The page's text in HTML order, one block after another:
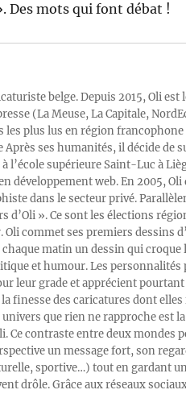
Des mots qui font débat !
belge. Depuis 2015, Oli est
(La Meuse, La Capitale,
les plus lus en région francophone
Après ses humanités, il décide de
supérieure Saint-Luc à
développement web. En 2005, Oli
dans le secteur privé.
d’Oli ». Ce sont les élections
commet ses premiers dessins
matin un dessin qui croque
et humour. Les personnalités
leur grade et apprécient pourtant
finesse des caricatures dont elles
que rien ne rapproche est
Ce contraste entre deux mondes
un message fort, son
sportive…) tout en gardant
drôle. Grâce aux réseaux